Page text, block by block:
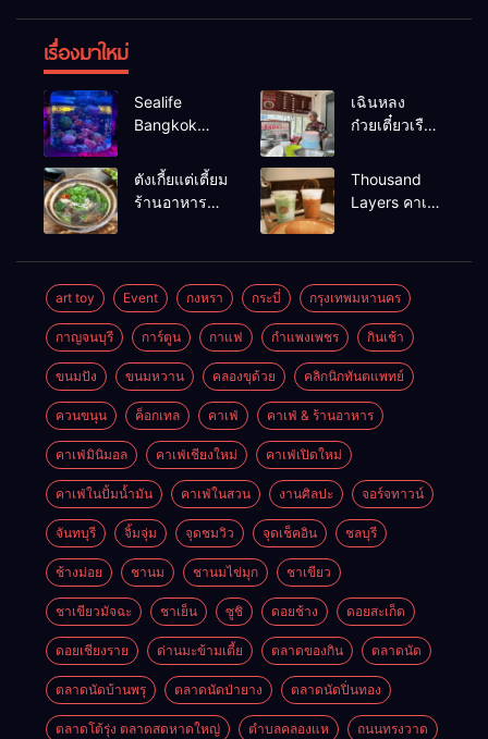
เรื่องมาใหม่
Sealife
Bangkok
แบงค์คอก
เฉินหลง
ก๋วยเตี๋ยวเรือ
อร่อยร้านดัง
หาดใหญ่
ตังเกี้ยแต่เตี้ยม
ร้านอาหาร
Thousand
Layers คาเฟ่
art toy Event กงหรา กระบี่ กรุงเทพมหานคร
กาญจนบุรี การ์ตูน กาแฟ กำแพงเพชร กินเช้า
ขนมปัง ขนมหวาน คลองขุด้วย คลิกนิกทันตแพทย์
ควนขนุน ค็อกเทล คาเฟ่ คาเฟ่ & ร้านอาหาร
คาเฟ่มินิมอล คาเฟ่เชียงใหม่ คาเฟ่เปิดใหม่
คาเฟ่ในปั้มน้ำมัน คาเฟ่ในสวน งานศิลปะ จอร์จทาวน์
จันทบุรี จิ้มจุ่ม จุดชมวิว จุดเช็คอิน ชลบุรี
ช้างม่อย ชานม ชานมไข่มุก ชาเขียว
ชาเขียวมัจฉะ ชาเย็น ซูชิ ดอยช้าง ดอยสะเก็ด
ดอยเชียงราย ด่านมะข้ามเตี้ย ตลาดของกิน ตลาดนัด
ตลาดนัดบ้านพรุ ตลาดนัดป่ายาง ตลาดนัดปิ่นทอง
ตลาดโต้รุ่ง ตลาดสดหาดใหญ่ ตำบลคลองแห ถนนทรงวาด